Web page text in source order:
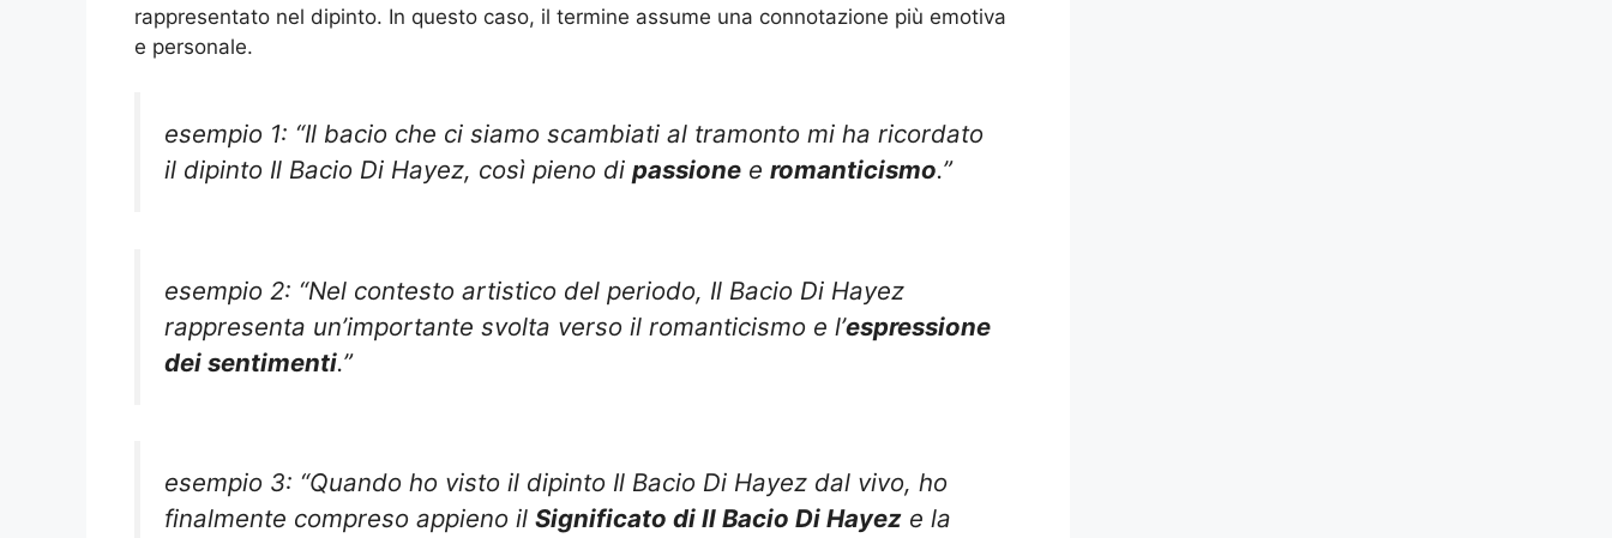
rappresentato nel dipinto. In questo caso, il termine assume una connotazione più emotiva
e personale.
esempio 1: “Il bacio che ci siamo scambiati al tramonto mi ha ricordato
il dipinto Il Bacio Di Hayez, così pieno di passione e romanticismo.”
esempio 2: “Nel contesto artistico del periodo, Il Bacio Di Hayez
rappresenta un’importante svolta verso il romanticismo e l’espressione
dei sentimenti.”
esempio 3: “Quando ho visto il dipinto Il Bacio Di Hayez dal vivo, ho
finalmente compreso appieno il Significato di Il Bacio Di Hayez e la